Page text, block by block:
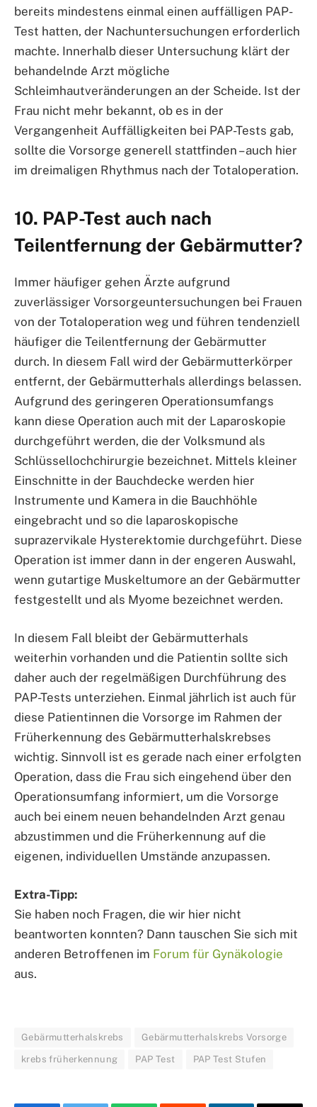
bereits mindestens einmal einen auffälligen PAP-
Test hatten, der Nachuntersuchungen erforderlich
machte. Innerhalb dieser Untersuchung klärt der
behandelnde Arzt mögliche
Schleimhautveränderungen an der Scheide. Ist der
Frau nicht mehr bekannt, ob es in der
Vergangenheit Auffälligkeiten bei PAP-Tests gab,
sollte die Vorsorge generell stattfinden – auch hier
im dreimaligen Rhythmus nach der Totaloperation.
10. PAP-Test auch nach
Teilentfernung der Gebärmutter?
Immer häufiger gehen Ärzte aufgrund
zuverlässiger Vorsorgeuntersuchungen bei Frauen
von der Totaloperation weg und führen tendenziell
häufiger die Teilentfernung der Gebärmutter
durch. In diesem Fall wird der Gebärmutterkörper
entfernt, der Gebärmutterhals allerdings belassen.
Aufgrund des geringeren Operationsumfangs
kann diese Operation auch mit der Laparoskopie
durchgeführt werden, die der Volksmund als
Schlüssellochchirurgie bezeichnet. Mittels kleiner
Einschnitte in der Bauchdecke werden hier
Instrumente und Kamera in die Bauchhöhle
eingebracht und so die laparoskopische
suprazervikale Hysterektomie durchgeführt. Diese
Operation ist immer dann in der engeren Auswahl,
wenn gutartige Muskeltumore an der Gebärmutter
festgestellt und als Myome bezeichnet werden.
In diesem Fall bleibt der Gebärmutterhals
weiterhin vorhanden und die Patientin sollte sich
daher auch der regelmäßigen Durchführung des
PAP-Tests unterziehen. Einmal jährlich ist auch für
diese Patientinnen die Vorsorge im Rahmen der
Früherkennung des Gebärmutterhalskrebses
wichtig. Sinnvoll ist es gerade nach einer erfolgten
Operation, dass die Frau sich eingehend über den
Operationsumfang informiert, um die Vorsorge
auch bei einem neuen behandelnden Arzt genau
abzustimmen und die Früherkennung auf die
eigenen, individuellen Umstände anzupassen.
Extra-Tipp:
Sie haben noch Fragen, die wir hier nicht
beantworten konnten? Dann tauschen Sie sich mit
anderen Betroffenen im Forum für Gynäkologie
aus.
Gebärmutterhalskrebs Gebärmutterhalskrebs Vorsorge
krebs früherkennung PAP Test PAP Test Stufen